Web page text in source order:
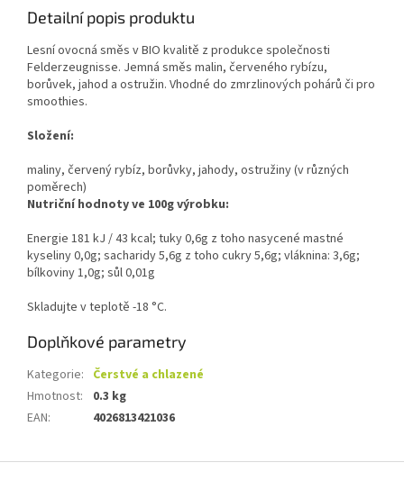
Detailní popis produktu
Lesní ovocná směs v BIO kvalitě z produkce společnosti
Felderzeugnisse. Jemná směs malin, červeného rybízu,
borůvek, jahod a ostružin. Vhodné do zmrzlinových pohárů či pro
smoothies.
Složení:
maliny, červený rybíz, borůvky, jahody, ostružiny (v různých
poměrech)
Nutriční hodnoty ve 100g výrobku:
Energie 181 kJ / 43 kcal; tuky 0,6g z toho nasycené mastné
kyseliny 0,0g; sacharidy 5,6g z toho cukry 5,6g; vláknina: 3,6g;
bílkoviny 1,0g; sůl 0,01g
Skladujte v teplotě -18 °C.
Doplňkové parametry
Kategorie: Čerstvé a chlazené
Hmotnost:
0.3 kg
EAN: 4026813421036